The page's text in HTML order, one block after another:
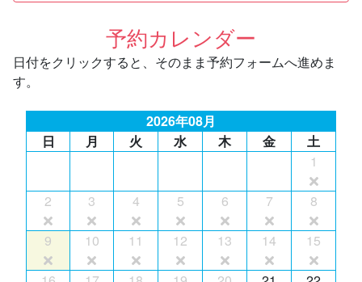
予約カレンダー
日付をクリックすると、そのまま予約フォームへ進めま
す。
2026年08月
日
月 火 水 木 金
土
1
2 3 4 5 6 7 8
9 10 11 12 13 14 15